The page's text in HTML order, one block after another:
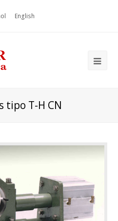
English
tipo T-H CN